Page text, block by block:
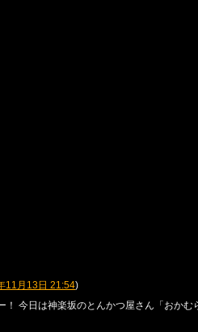
11月13日 21:54)
今日は神楽坂のとんかつ屋さん「おかむ